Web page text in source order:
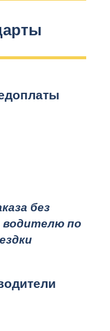
без
по